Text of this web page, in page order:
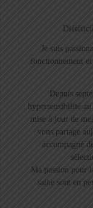
Je suis
fonctionnement
Depuis
hypersensibilité
mise à jour de
vous partage
accompagné
Ma passion pour
saine sont en